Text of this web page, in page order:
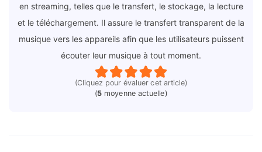
en streaming, telles que le transfert, le stockage, la lecture
et le téléchargement. Il assure le transfert transparent de la
musique vers les appareils afin que les utilisateurs puissent
écouter leur musique à tout moment.
(Cliquez pour évaluer cet article)
(5 moyenne actuelle)